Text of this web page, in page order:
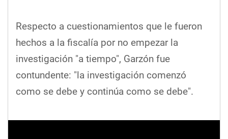
Respecto a cuestionamientos que le fueron
hechos a la fiscalía por no empezar la
investigación "a tiempo", Garzón fue
contundente: "la investigación comenzó
como se debe y continúa como se debe".